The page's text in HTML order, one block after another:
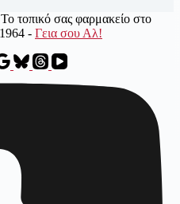
τοπικό σας φαρμακείο στο
- Γεια σου Αλ!